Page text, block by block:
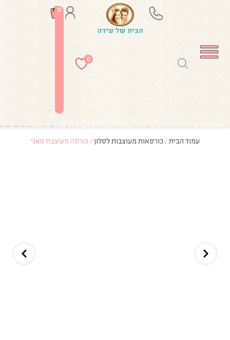
0
0
עמוד הבית/ כורסאות מעוצבות לסלון/ כורסה מעוצבת פאני